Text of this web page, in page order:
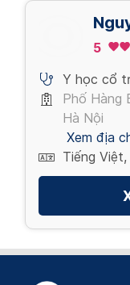
5
Y học cổ
Phố Hàng
Hà Nội
Xem địa
Tiếng Việt,